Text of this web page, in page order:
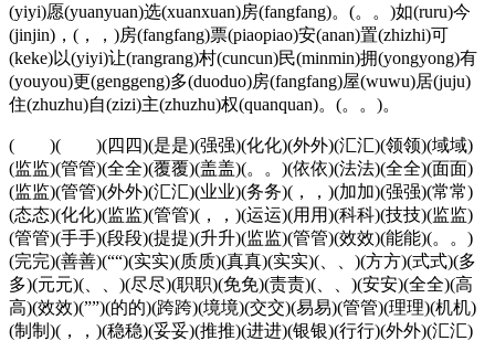
(yiyi)愿(yuanyuan)选(xuanxuan)房(fangfang)。(。。)如(ruru)今
(jinjin)，(，，)房(fangfang)票(piaopiao)安(anan)置(zhizhi)可
(keke)以(yiyi)让(rangrang)村(cuncun)民(minmin)拥(yongyong)有
(youyou)更(genggeng)多(duoduo)房(fangfang)屋(wuwu)居(juju)
住(zhuzhu)自(zizi)主(zhuzhu)权(quanquan)。(。。)。
( )( )(四四)(是是)(强强)(化化)(外外)(汇汇)(领领)(域域)
(监监)(管管)(全全)(覆覆)(盖盖)(。。)(依依)(法法)(全全)(面面)
(监监)(管管)(外外)(汇汇)(业业)(务务)(，，)(加加)(强强)(常常)
(态态)(化化)(监监)(管管)(，，)(运运)(用用)(科科)(技技)(监监)
(管管)(手手)(段段)(提提)(升升)(监监)(管管)(效效)(能能)(。。)
(完完)(善善)(““)(实实)(质质)(真真)(实实)(、、)(方方)(式式)(多
多)(元元)(、、)(尽尽)(职职)(免免)(责责)(、、)(安安)(全全)(高
高)(效效)(””)(的的)(跨跨)(境境)(交交)(易易)(管管)(理理)(机机)
(制制)(，，)(稳稳)(妥妥)(推推)(进进)(银银)(行行)(外外)(汇汇)